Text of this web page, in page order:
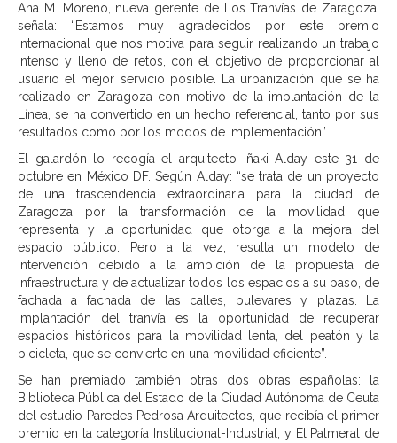
Ana M. Moreno, nueva gerente de Los Tranvías de Zaragoza,
señala: “Estamos muy agradecidos por este premio
internacional que nos motiva para seguir realizando un trabajo
intenso y lleno de retos, con el objetivo de proporcionar al
usuario el mejor servicio posible. La urbanización que se ha
realizado en Zaragoza con motivo de la implantación de la
Línea, se ha convertido en un hecho referencial, tanto por sus
resultados como por los modos de implementación”.
El galardón lo recogía el arquitecto Iñaki Alday este 31 de
octubre en México DF. Según Alday: “se trata de un proyecto
de una trascendencia extraordinaria para la ciudad de
Zaragoza por la transformación de la movilidad que
representa y la oportunidad que otorga a la mejora del
espacio público. Pero a la vez, resulta un modelo de
intervención debido a la ambición de la propuesta de
infraestructura y de actualizar todos los espacios a su paso, de
fachada a fachada de las calles, bulevares y plazas. La
implantación del tranvía es la oportunidad de recuperar
espacios históricos para la movilidad lenta, del peatón y la
bicicleta, que se convierte en una movilidad eficiente”.
Se han premiado también otras dos obras españolas: la
Biblioteca Pública del Estado de la Ciudad Autónoma de Ceuta
del estudio Paredes Pedrosa Arquitectos, que recibía el primer
premio en la categoría Institucional-Industrial, y El Palmeral de